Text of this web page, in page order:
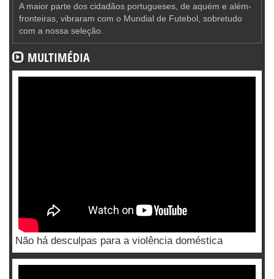
A maior parte dos cidadãos portugueses, de aquém e além-
fronteiras, vibraram com o Mundial de Futebol, sobretudo
com a nossa seleção.
MULTIMÉDIA
Não há desculpas para a violência doméstica